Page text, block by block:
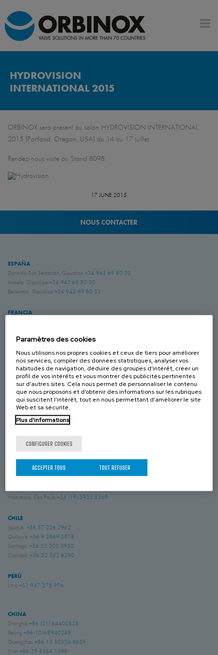
HYDROVISION
INTERNATIONAL 2015
ORBINOX sera présent au salon HYDROVISION INTERNATIONAL
2015 (Portland, Oregon, USA) du 14 au 17 juillet.
Rendez-nous visite au Stand 8098.
17 JUNE 2015
NOUS CONTACTER
ESPAÑA
Donostia-San Sebastián, Gipuzkoa +34 943 69 80 30
Anoeta, Gipuzkoa +34 943 69 80 30
Belauntza, Gipuzkoa +34 943 69 80 33
FRANCIA
ALEMANIA
Schwerte, NRW+49 (0)2304 957 057 - 0
REINO UNIDO
Chichester, West Sussex+44 (0) 1243 810240
Eastwood, Nottingham+44 (0) 115 9324046
CANADÁ
ESTADOS UNIDOS
Amory, Mississippi+1 662 256 2227
Indaiatuba, São Paulo +55 (19) 3935 5369
CHILE
Iquique: +56 57 226 2962
Quilicura: +56 9 3869 5878
Santiago: +56 22 303 5950
Copiapó: +56 52 252 6290
PERÚ
Lima +51 947 278 976
CHINA
Shanghai +86 (21) 64400828
Beijing +86-10-68940248
Guangzhou +86 13 50304 8659
Xi'an +86 29 8364 1598
Paramètres des cookies
Nous utilisons nos propres cookies et ceux de tiers pour améliorer
nos services, compiler des données statistiques, analyser vos
habitudes de navigation, déduire des groupes d’intérêt, créer un
profil de vos intérêts et vous montrer des publicités pertinentes
sur d’autres sites. Cela nous permet de personnaliser le contenu
que nous proposons et d’obtenir des informations sur les rubriques
qui suscitent l’intérêt, tout en nous permettant d’améliorer le site
Web et sa sécurité.
Plus d'informations
CONFIGURER COOKIES
TOUT REFUSER
ACCEPTER TOUS